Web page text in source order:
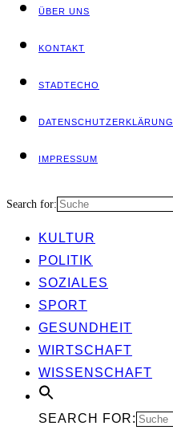
ÜBER UNS
KON­TAKT
STADT­ECHO
DATEN­SCHUTZ­ER­KLÄ­RUNG
IMPRES­SUM
Search for:
KUL­TUR
POLI­TIK
SOZIA­LES
SPORT
GESUND­HEIT
WIRT­SCHAFT
WIS­SEN­SCHAFT
SEARCH FOR: